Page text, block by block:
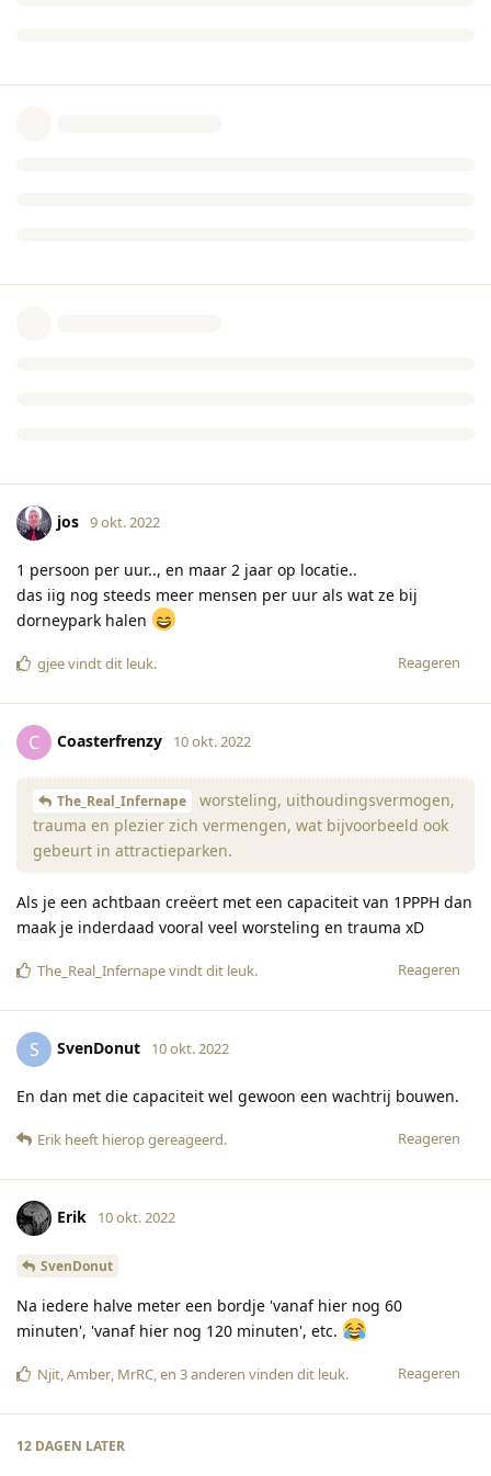
jos 9 okt. 2022
1 persoon per uur.., en maar 2 jaar op locatie..
das iig nog steeds meer mensen per uur als wat ze bij
dorneypark halen
Reageren
gjeevindt dit leuk.
C Coasterfrenzy 10 okt. 2022
The_Real_Infernape
worsteling, uithoudingsvermogen,
trauma en plezier zich vermengen, wat bijvoorbeeld ook
gebeurt in attractieparken.
Als je een achtbaan creëert met een capaciteit van 1PPPH dan
maak je inderdaad vooral veel worsteling en trauma xD
Reageren
The_Real_Infernapevindt dit leuk.
S SvenDonut 10 okt. 2022
En dan met die capaciteit wel gewoon een wachtrij bouwen.
Reageren
Erik heeft hierop gereageerd.
Erik 10 okt. 2022
SvenDonut
Na iedere halve meter een bordje 'vanaf hier nog 60
minuten', 'vanaf hier nog 120 minuten', etc.
Reageren
Njit,Amber, MrRC, en 3anderen vinden dit leuk.
12 DAGEN LATER